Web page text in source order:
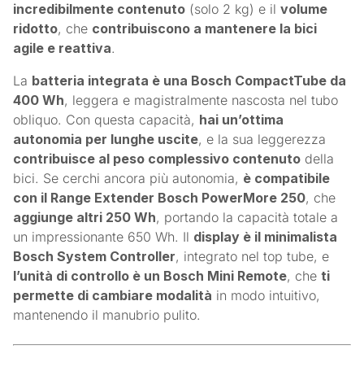
incredibilmente contenuto (solo 2 kg) e ilvolume
ridotto, che contribuiscono a mantenere la bici
agile e reattiva.
La batteria integrata è una Bosch CompactTube da
400 Wh, leggera e magistralmente nascosta nel tubo
obliquo. Con questa capacità, hai un’ottima
autonomia per lunghe uscite, e la sua leggerezza
contribuisce al peso complessivo contenuto della
bici. Se cerchi ancora più autonomia, è compatibile
con il Range Extender Bosch PowerMore 250, che
aggiunge altri 250 Wh, portando la capacità totale a
un impressionante 650 Wh. Il display è il minimalista
Bosch System Controller, integrato nel top tube, e
l’unità di controllo è un Bosch Mini Remote, cheti
permette di cambiare modalità in modo intuitivo,
mantenendo il manubrio pulito.